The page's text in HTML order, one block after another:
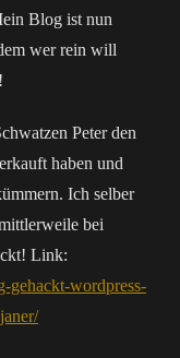
Blog ist nun
wer rein will
Peter den
haben und
Ich selber
bei
Link:
gehackt-wordpress-